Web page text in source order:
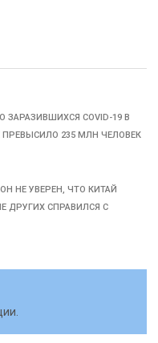
ЗАРАЗИВШИХСЯ COVID-19 В
235 МЛН ЧЕЛОВЕК
НЕ УВЕРЕН, ЧТО КИТАЙ
ДРУГИХ СПРАВИЛСЯ С